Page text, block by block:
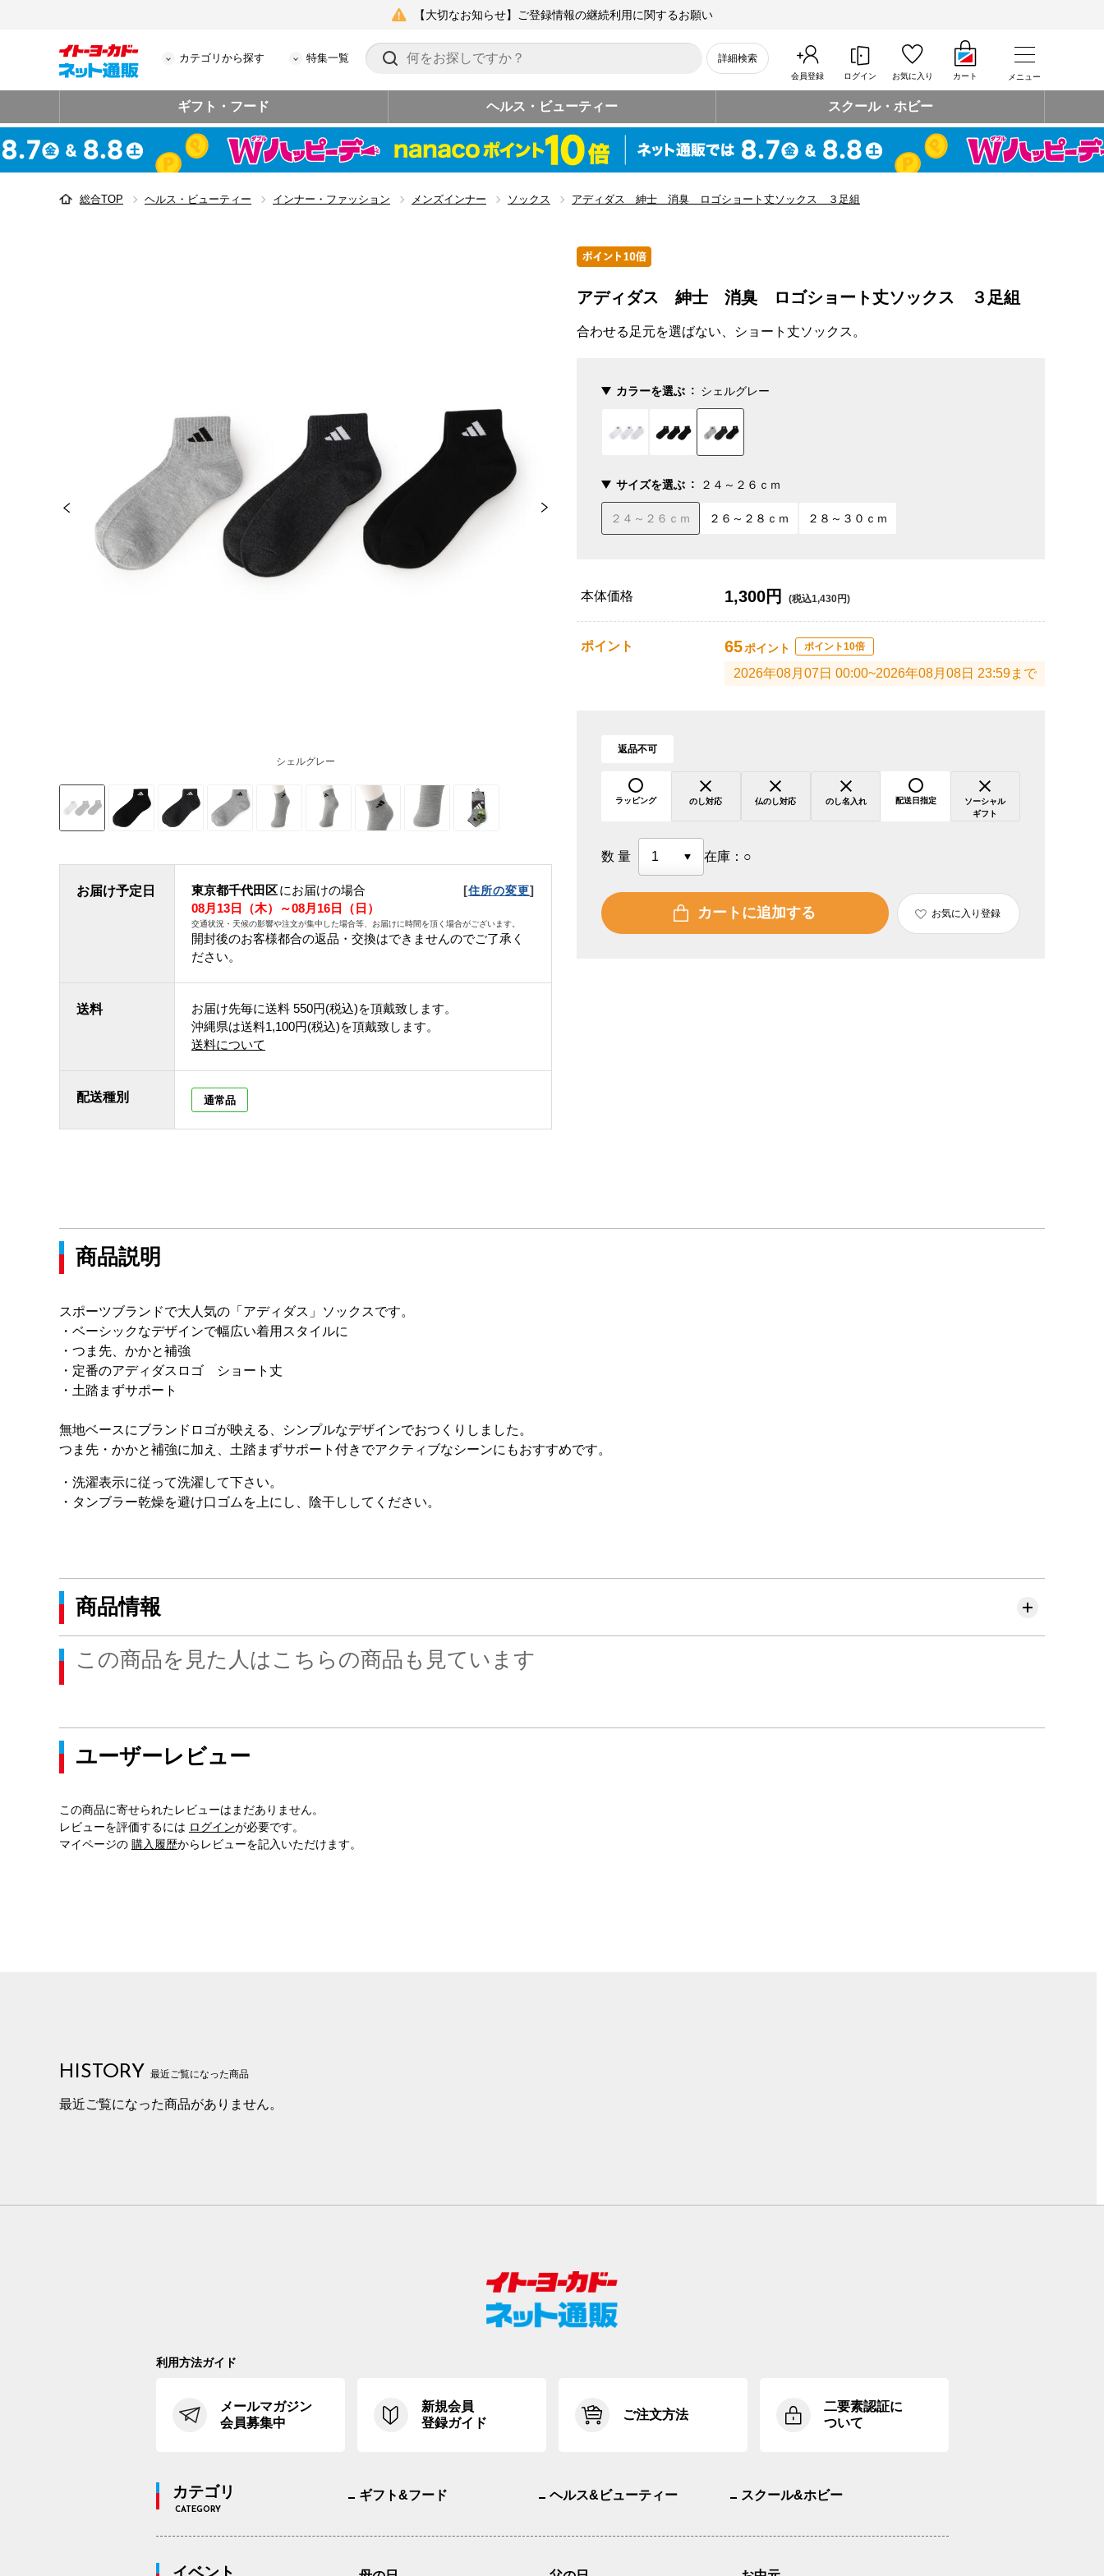
【大切なお知らせ】ご登録情報の継続利用に関するお願い
カテゴリから探す 特集一覧 詳細検索
会員登録 ログイン お気に入り カート メニュー
ギフト・フード ヘルス・ビューティー スクール・ホビー
総合TOP ヘルス・ビューティー インナー・ファッション メンズインナー ソックス アディダス 紳士 消臭 ロゴショート丈ソックス ３足組
シェルグレー
お届け予定日 東京都千代田区にお届けの場合 [住所の変更]
08月13日（木）～08月16日（日）
交通状況・天候の影響や注文が集中した場合等、お届けに時間を頂く場合がございます。
開封後のお客様都合の返品・交換はできませんのでご了承く
ださい。
送料 お届け先毎に送料 550円(税込)を頂戴致します。
沖縄県は送料1,100円(税込)を頂戴致します。
送料について
配送種別 通常品
アディダス 紳士 消臭 ロゴショート丈ソックス ３足組
合わせる足元を選ばない、ショート丈ソックス。
カラーを選ぶ シェルグレー
サイズを選ぶ ２４～２６ｃｍ
２４～２６ｃｍ ２６～２８ｃｍ ２８～３０ｃｍ
本体価格 1,300円 (税込1,430円)
ポイント 65ポイント ポイント10倍
2026年08月07日 00:00~2026年08月08日 23:59まで
返品不可
ラッピング のし対応 仏のし対応 のし名入れ 配送日指定
ソーシャル
ギフト
数量 在庫： ○
カートに追加する お気に入り登録
商品説明
スポーツブランドで大人気の「アディダス」ソックスです。
・ベーシックなデザインで幅広い着用スタイルに
・つま先、かかと補強
・定番のアディダスロゴ ショート丈
・土踏まずサポート
無地ベースにブランドロゴが映える、シンプルなデザインでおつくりしました。
つま先・かかと補強に加え、土踏まずサポート付きでアクティブなシーンにもおすすめです。
・洗濯表示に従って洗濯して下さい。
・タンブラー乾燥を避け口ゴムを上にし、陰干ししてください。
商品情報
この商品を見た人はこちらの商品も見ています
ユーザーレビュー
この商品に寄せられたレビューはまだありません。
レビューを評価するには ログインが必要です。
マイページの 購入履歴からレビューを記入いただけます。
HISTORY 最近ご覧になった商品
最近ご覧になった商品がありません。
利用方法ガイド
メールマガジン
会員募集中
新規会員
登録ガイド
ご注文方法
二要素認証に
ついて
カテゴリ
CATEGORY
ギフト&フード ヘルス&ビューティー スクール&ホビー